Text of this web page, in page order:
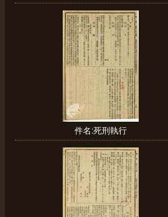
件名:死刑執行